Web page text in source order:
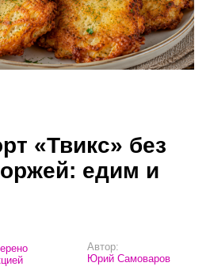
«Твикс» без
едим и
Автор:
Юрий Самоваров